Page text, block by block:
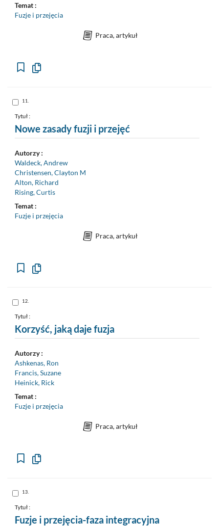
Temat :
Fuzje i przejęcia
Praca, artykuł
Kopiuj
Skocz
do
nr
11
11.
Tytuł :
Nowe zasady fuzji i przejęć
Autorzy :
Waldeck, Andrew
Christensen, Clayton M
Alton, Richard
Rising, Curtis
Temat :
Fuzje i przejęcia
Praca, artykuł
Kopiuj
Skocz
do
nr
12
12.
Tytuł :
Korzyść, jaką daje fuzja
Autorzy :
Ashkenas, Ron
Francis, Suzane
Heinick, Rick
Temat :
Fuzje i przejęcia
Praca, artykuł
Kopiuj
Skocz
do
nr
13
13.
Tytuł :
Fuzje i przejęcia-faza integracyjna